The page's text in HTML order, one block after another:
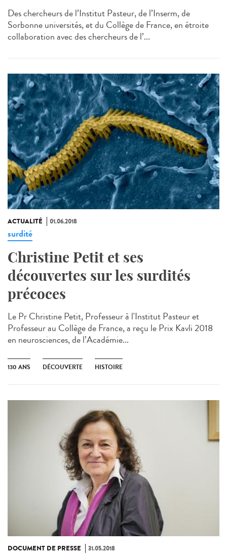
Des chercheurs de l’Institut Pasteur, de l’Inserm, de
Sorbonne universités, et du Collège de France, en étroite
collaboration avec des chercheurs de l’...
ACTUALITÉ 01.06.2018
surdité
Christine Petit et ses
découvertes sur les surdités
précoces
Le Pr Christine Petit, Professeur à l'Institut Pasteur et
Professeur au Collège de France, a reçu le Prix Kavli 2018
en neurosciences, de l’Académie...
130 ANS DÉCOUVERTE HISTOIRE
DOCUMENT DE PRESSE 31.05.2018